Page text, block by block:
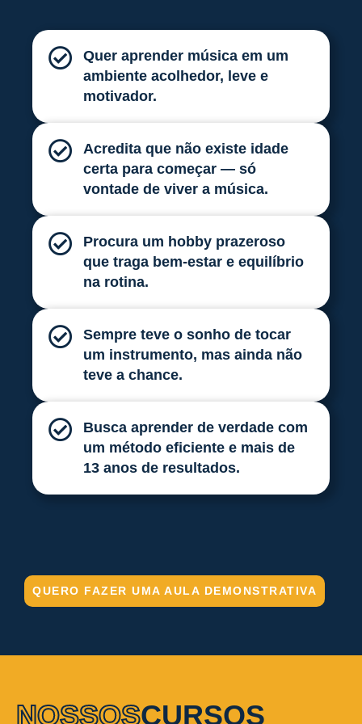
Quer aprender música em um
ambiente acolhedor, leve e
motivador.
Acredita que não existe idade
certa para começar — só
vontade de viver a música.
Procura um hobby prazeroso
que traga bem-estar e equilíbrio
na rotina.
Sempre teve o sonho de tocar
um instrumento, mas ainda não
teve a chance.
Busca aprender de verdade com
um método eficiente e mais de
13 anos de resultados.
QUERO FAZER UMA AULA DEMONSTRATIVA
NOSSOSCURSOS